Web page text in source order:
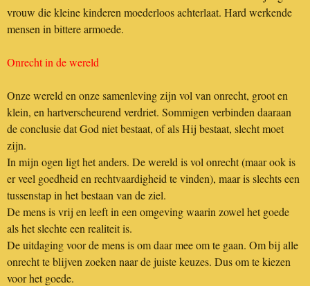
vrouw die kleine kinderen moederloos achterlaat. Hard werkende
mensen in bittere armoede.
Onrecht in de wereld
Onze wereld en onze samenleving zijn vol van onrecht, groot en
klein, en hartverscheurend verdriet. Sommigen verbinden daaraan
de conclusie dat God niet bestaat, of als Hij bestaat, slecht moet
zijn.
In mijn ogen ligt het anders. De wereld is vol onrecht (maar ook is
er veel goedheid en rechtvaardigheid te vinden), maar is slechts een
tussenstap in het bestaan van de ziel.
De mens is vrij en leeft in een omgeving waarin zowel het goede
als het slechte een realiteit is.
De uitdaging voor de mens is om daar mee om te gaan. Om bij alle
onrecht te blijven zoeken naar de juiste keuzes. Dus om te kiezen
voor het goede.